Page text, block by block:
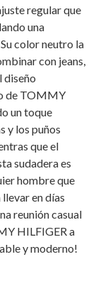
regular que
una
color neutro la
con jeans,
diseño
de TOMMY
un toque
y los puños
que el
sudadera es
hombre que
en días
reunión casual
HILFIGER a
y moderno!